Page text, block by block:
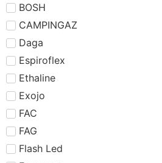
BOSH
CAMPINGAZ
Daga
Espiroflex
Ethaline
Exojo
FAC
FAG
Flash Led